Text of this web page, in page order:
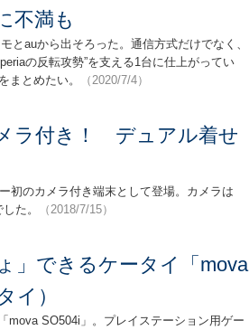
不満も
とauから出そろった。通信方式だけでなく、
の反転攻勢”を支える1台に仕上がってい
まとめたい。
（2020/7/4）
ラ付き！ デュアル着せ
初のカメラ付き端末として登場。カメラは
た。
（2018/7/15）
」できるケータイ「mova
イ）
mova SO504i」。プレイステーション用ゲー